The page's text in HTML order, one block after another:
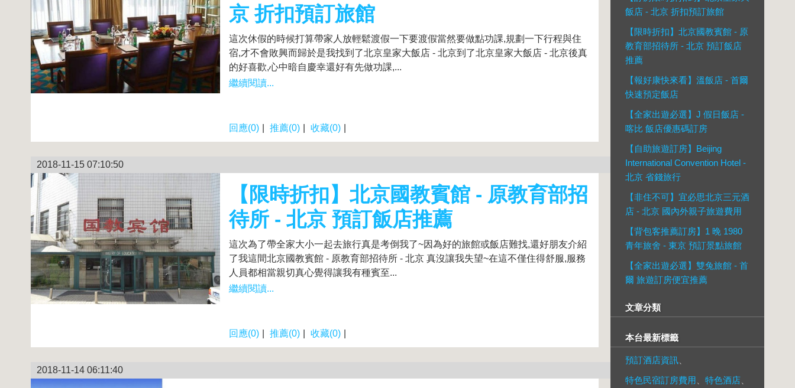
京 折扣預訂旅館
這次休假的時候打算帶家人放輕鬆渡假一下要渡假當然要做點功課,規劃一下行程與住
宿,才不會敗興而歸於是我找到了北京皇家大飯店 - 北京到了北京皇家大飯店 - 北京後真
的好喜歡,心中暗自慶幸還好有先做功課,...
繼續閱讀...
回應(0) 推薦(0) 收藏(0)
2018-11-15 07:10:50
【限時折扣】北京國教賓館 - 原教育部招
待所 - 北京 預訂飯店推薦
這次為了帶全家大小一起去旅行真是考倒我了~因為好的旅館或飯店難找,還好朋友介紹
了我這間北京國教賓館 - 原教育部招待所 - 北京 真沒讓我失望~在這不僅住得舒服,服務
人員都相當親切真心覺得讓我有種賓至...
繼續閱讀...
回應(0) 推薦(0) 收藏(0)
2018-11-14 06:11:40
飯店 - 北京 折扣預訂旅館
【限時折扣】北京國教賓館 - 原
教育部招待所 - 北京 預訂飯店
推薦
【報好康快來看】溫飯店 - 首爾
快速預定飯店
【全家出遊必選】J 假日飯店 -
喀比 飯店優惠碼訂房
【自助旅遊訂房】Beijing
International Convention Hotel -
北京 省錢旅行
【非住不可】宜必思北京三元酒
店 - 北京 國內外親子旅遊費用
【背包客推薦訂房】1 晚 1980
青年旅舍 - 東京 預訂景點旅館
【全家出遊必選】雙兔旅館 - 首
爾 旅遊訂房便宜推薦
文章分類
本台最新標籤
預訂酒店資訊
特色民宿訂房費用
特色酒店